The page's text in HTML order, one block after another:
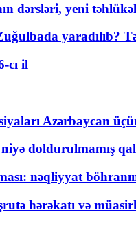
dərsləri, yeni
yaradılıb?
cı il
Azərbaycan
doldurulmamış
nəqliyyat
hərəkatı və